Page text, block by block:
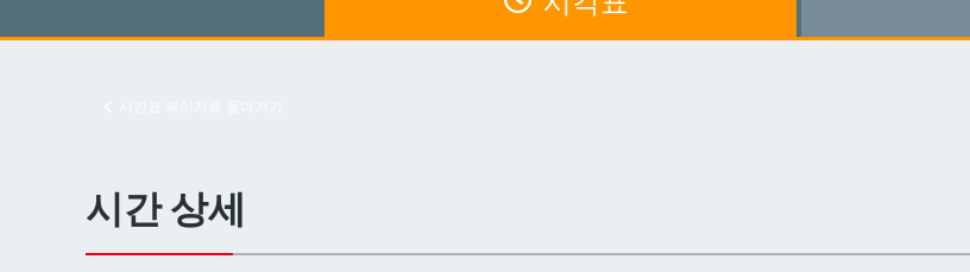
시립병원앞 기보
시립병원앞 기보
시간 상세